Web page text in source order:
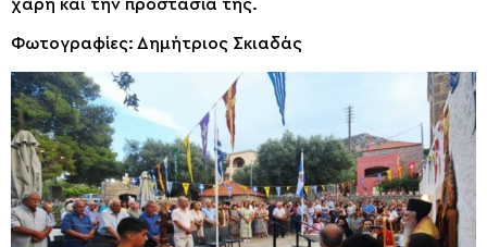
χάρη και την προστασία της.
Φωτογραφίες: Δημήτριος Σκιαδάς